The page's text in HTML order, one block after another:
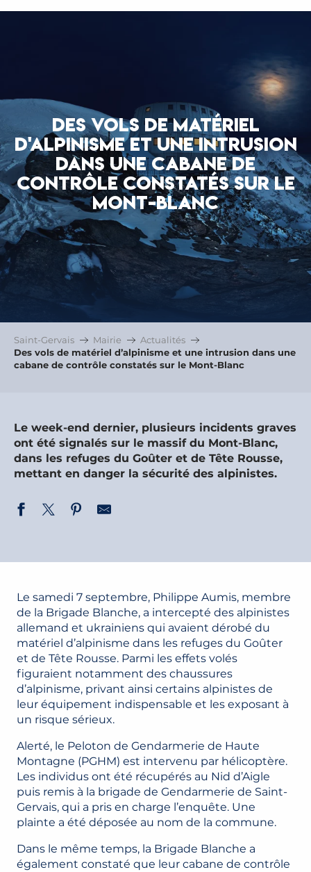
DES VOLS DE MATÉRIEL
D'ALPINISME ET UNE INTRUSION
DANS UNE CABANE DE
CONTRÔLE CONSTATÉS SUR LE
MONT-BLANC
Saint-Gervais Mairie
Actualités
Des vols de matériel d’alpinisme et une intrusion dans une
cabane de contrôle constatés sur le Mont-Blanc
Le week-end dernier, plusieurs incidents graves
ont été signalés sur le massif du Mont-Blanc,
dans les refuges du Goûter et de Tête Rousse,
mettant en danger la sécurité des alpinistes.
Le samedi 7 septembre, Philippe Aumis, membre
de la Brigade Blanche, a intercepté des alpinistes
allemand et ukrainiens qui avaient dérobé du
matériel d’alpinisme dans les refuges du Goûter
et de Tête Rousse. Parmi les effets volés
figuraient notamment des chaussures
d’alpinisme, privant ainsi certains alpinistes de
leur équipement indispensable et les exposant à
un risque sérieux.
Alerté, le Peloton de Gendarmerie de Haute
Montagne (PGHM) est intervenu par hélicoptère.
Les individus ont été récupérés au Nid d’Aigle
puis remis à la brigade de Gendarmerie de Saint-
Gervais, qui a pris en charge l’enquête. Une
plainte a été déposée au nom de la commune.
Dans le même temps, la Brigade Blanche a
également constaté que leur cabane de contrôle